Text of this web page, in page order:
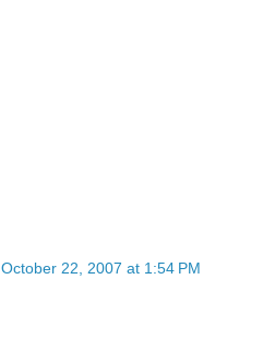
October 22, 2007 at 1:54 PM